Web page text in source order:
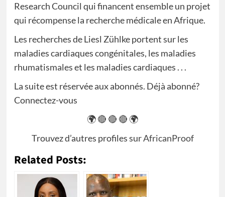
Research Council qui financent ensemble un projet
qui récompense la recherche médicale en Afrique.
Les recherches de Liesl Zühlke portent sur les
maladies cardiaques congénitales, les maladies
rhumatismales et les maladies cardiaques . . .
La suite est réservée aux abonnés. Déjà abonné?
Connectez-vous
🌍 🔴 🔴 🔴 🌍
Trouvez d’autres profiles surAfricanProof
Related Posts: